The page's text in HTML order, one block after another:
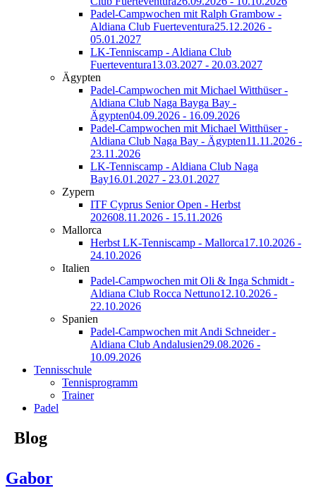
Padel-Campwochen mit Ralph Grambow -
Aldiana Club Fuerteventura25.12.2026 -
05.01.2027
LK-Tenniscamp - Aldiana Club
Fuerteventura13.03.2027 - 20.03.2027
Ägypten
Padel-Campwochen mit Michael Witthüser -
Aldiana Club Naga Bayga Bay -
Ägypten04.09.2026 - 16.09.2026
Padel-Campwochen mit Michael Witthüser -
Aldiana Club Naga Bay - Ägypten11.11.2026 -
23.11.2026
LK-Tenniscamp - Aldiana Club Naga
Bay16.01.2027 - 23.01.2027
Zypern
ITF Cyprus Senior Open - Herbst
202608.11.2026 - 15.11.2026
Mallorca
Herbst LK-Tenniscamp - Mallorca17.10.2026 -
24.10.2026
Italien
Padel-Campwochen mit Oli & Inga Schmidt -
Aldiana Club Rocca Nettuno12.10.2026 -
22.10.2026
Spanien
Padel-Campwochen mit Andi Schneider -
Aldiana Club Andalusien29.08.2026 -
10.09.2026
Tennisschule
Tennisprogramm
Trainer
Padel
Blog
Gabor